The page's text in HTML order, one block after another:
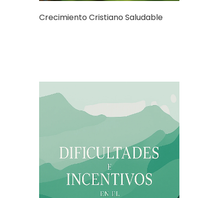
Crecimiento Cristiano Saludable